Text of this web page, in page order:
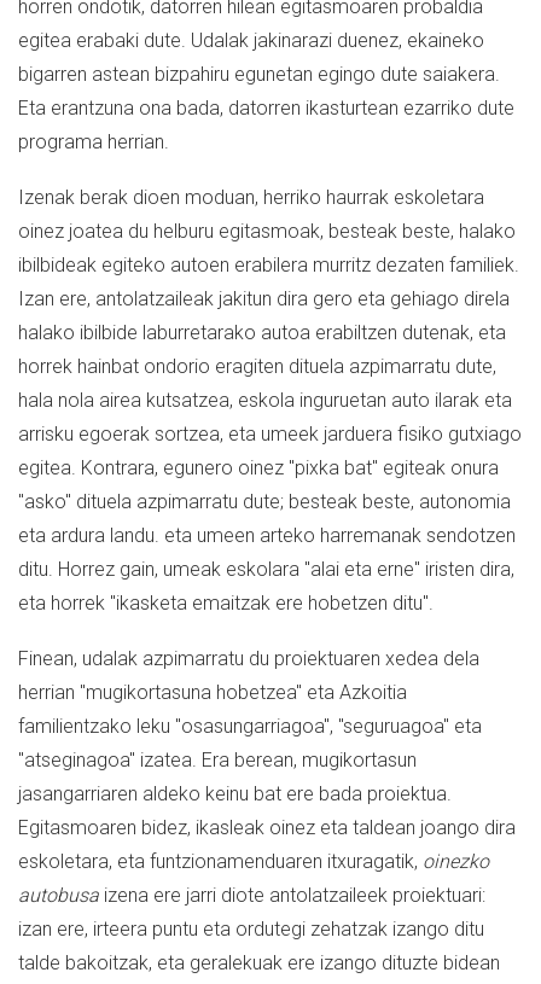
horren ondotik, datorren hilean egitasmoaren probaldia
egitea erabaki dute. Udalak jakinarazi duenez, ekaineko
bigarren astean bizpahiru egunetan egingo dute saiakera.
Eta erantzuna ona bada, datorren ikasturtean ezarriko dute
programa herrian.
Izenak berak dioen moduan, herriko haurrak eskoletara
oinez joatea du helburu egitasmoak, besteak beste, halako
ibilbideak egiteko autoen erabilera murritz dezaten familiek.
Izan ere, antolatzaileak jakitun dira gero eta gehiago direla
halako ibilbide laburretarako autoa erabiltzen dutenak, eta
horrek hainbat ondorio eragiten dituela azpimarratu dute,
hala nola airea kutsatzea, eskola inguruetan auto ilarak eta
arrisku egoerak sortzea, eta umeek jarduera fisiko gutxiago
egitea. Kontrara, egunero oinez "pixka bat" egiteak onura
"asko" dituela azpimarratu dute; besteak beste, autonomia
eta ardura landu. eta umeen arteko harremanak sendotzen
ditu. Horrez gain, umeak eskolara "alai eta erne" iristen dira,
eta horrek "ikasketa emaitzak ere hobetzen ditu".
Finean, udalak azpimarratu du proiektuaren xedea dela
herrian "mugikortasuna hobetzea" eta Azkoitia
familientzako leku "osasungarriagoa", "seguruagoa" eta
"atseginagoa" izatea. Era berean, mugikortasun
jasangarriaren aldeko keinu bat ere bada proiektua.
Egitasmoaren bidez, ikasleak oinez eta taldean joango dira
eskoletara, eta funtzionamenduaren itxuragatik, oinezko
autobusa izena ere jarri diote antolatzaileek proiektuari:
izan ere, irteera puntu eta ordutegi zehatzak izango ditu
talde bakoitzak, eta geralekuak ere izango dituzte bidean